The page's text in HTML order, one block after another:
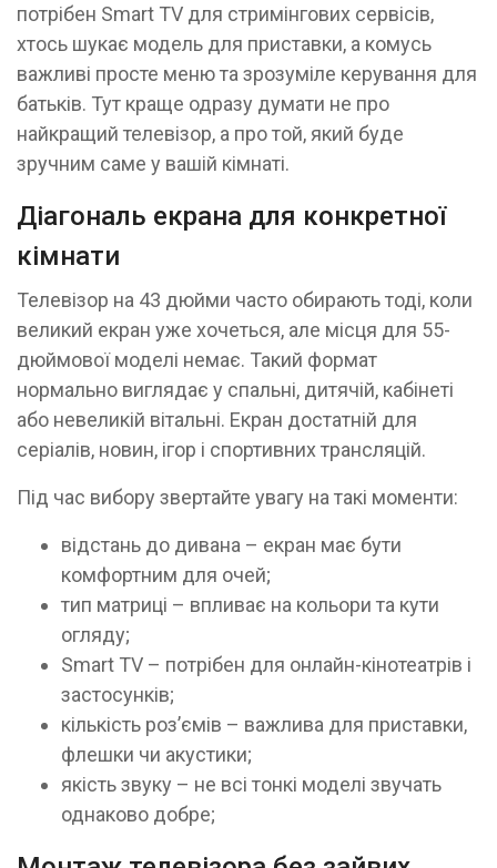
потрібен Smart TV для стримінгових сервісів,
хтось шукає модель для приставки, а комусь
важливі просте меню та зрозуміле керування для
батьків. Тут краще одразу думати не про
найкращий телевізор, а про той, який буде
зручним саме у вашій кімнаті.
Діагональ екрана для конкретної
кімнати
Телевізор на 43 дюйми часто обирають тоді, коли
великий екран уже хочеться, але місця для 55-
дюймової моделі немає. Такий формат
нормально виглядає у спальні, дитячій, кабінеті
або невеликій вітальні. Екран достатній для
серіалів, новин, ігор і спортивних трансляцій.
Під час вибору звертайте увагу на такі моменти:
відстань до дивана – екран має бути
комфортним для очей;
тип матриці – впливає на кольори та кути
огляду;
Smart TV – потрібен для онлайн-кінотеатрів і
застосунків;
кількість роз’ємів – важлива для приставки,
флешки чи акустики;
якість звуку – не всі тонкі моделі звучать
однаково добре;